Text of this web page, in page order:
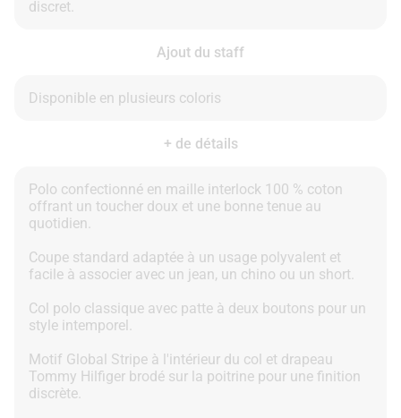
Ajout du staff
+ de détails
Polo confectionné en maille interlock 100 % coton
offrant un toucher doux et une bonne tenue au
quotidien.
Coupe standard adaptée à un usage polyvalent et
facile à associer avec un jean, un chino ou un short.
Col polo classique avec patte à deux boutons pour un
style intemporel.
Motif Global Stripe à l'intérieur du col et drapeau
Tommy Hilfiger brodé sur la poitrine pour une finition
discrète.